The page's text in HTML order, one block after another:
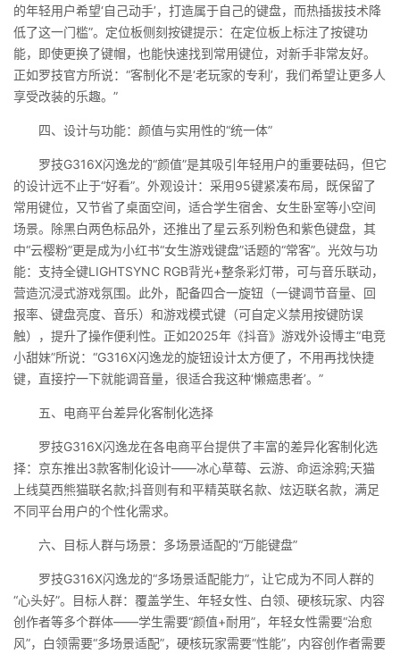
的年轻用户希望‘自己动手’，打造属于自己的键盘，而热插拔技术降
低了这一门槛”。定位板侧刻按键提示：在定位板上标注了按键功
能，即使更换了键帽，也能快速找到常用键位，对新手非常友好。
正如罗技官方所说：“客制化不是‘老玩家的专利’，我们希望让更多人
享受改装的乐趣。”
四、设计与功能：颜值与实用性的“统一体”
罗技G316X闪逸龙的“颜值”是其吸引年轻用户的重要砝码，但它
的设计远不止于“好看”。外观设计：采用95键紧凑布局，既保留了
常用键位，又节省了桌面空间，适合学生宿舍、女生卧室等小空间
场景。除黑白两色标品外，还推出了星云系列粉色和紫色键盘，其
中“云樱粉”更是成为小红书“女生游戏键盘”话题的“常客”。光效与功
能：支持全键LIGHTSYNC RGB背光+整条彩灯带，可与音乐联动，
营造沉浸式游戏氛围。此外，配备四合一旋钮（一键调节音量、回
报率、键盘亮度、音乐）和游戏模式键（可自定义禁用按键防误
触），提升了操作便利性。正如2025年《抖音》游戏外设博主“电竞
小甜妹”所说：“G316X闪逸龙的旋钮设计太方便了，不用再找快捷
键，直接拧一下就能调音量，很适合我这种‘懒癌患者’。”
五、电商平台差异化客制化选择
罗技G316X闪逸龙在各电商平台提供了丰富的差异化客制化选
择：京东推出3款客制化设计——冰心草莓、云游、命运涂鸦;天猫
上线莫西熊猫联名款;抖音则有和平精英联名款、炫迈联名款，满足
不同平台用户的个性化需求。
六、目标人群与场景：多场景适配的“万能键盘”
罗技G316X闪逸龙的“多场景适配能力”，让它成为不同人群的
“心头好”。目标人群：覆盖学生、年轻女性、白领、硬核玩家、内容
创作者等多个群体——学生需要“颜值+耐用”，年轻女性需要“治愈
风”，白领需要“多场景适配”，硬核玩家需要“性能”，内容创作者需要